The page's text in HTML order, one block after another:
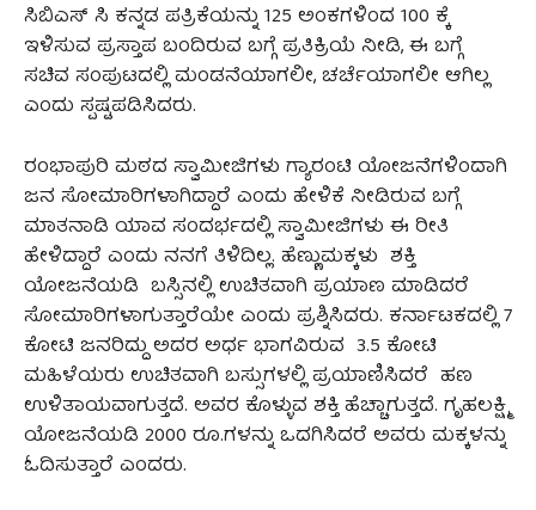
ಸಿಬಿಎಸ್ ಸಿ ಕನ್ನಡ ಪತ್ರಿಕೆಯನ್ನು 125 ಅಂಕಗಳಿಂದ 100 ಕ್ಕೆ
ಇಳಿಸುವ ಪ್ರಸ್ತಾಪ ಬಂದಿರುವ ಬಗ್ಗೆ ಪ್ರತಿಕ್ರಿಯೆ ನೀಡಿ, ಈ ಬಗ್ಗೆ
ಸಚಿವ ಸಂಪುಟದಲ್ಲಿ ಮಂಡನೆಯಾಗಲೀ, ಚರ್ಚೆಯಾಗಲೀ ಆಗಿಲ್ಲ
ಎಂದು ಸ್ಪಷ್ಟಪಡಿಸಿದರು.
ರಂಭಾಪುರಿ ಮಠದ ಸ್ವಾಮೀಜಿಗಳು ಗ್ಯಾರಂಟಿ ಯೋಜನೆಗಳಿಂದಾಗಿ
ಜನ ಸೋಮಾರಿಗಳಾಗಿದ್ದಾರೆ ಎಂದು ಹೇಳಿಕೆ ನೀಡಿರುವ ಬಗ್ಗೆ
ಮಾತನಾಡಿ ಯಾವ ಸಂದರ್ಭದಲ್ಲಿ ಸ್ವಾಮೀಜಿಗಳು ಈ ರೀತಿ
ಹೇಳಿದ್ದಾರೆ ಎಂದು ನನಗೆ ತಿಳಿದಿಲ್ಲ. ಹೆಣ್ಣುಮಕ್ಕಳು ಶಕ್ತಿ
ಯೋಜನೆಯಡಿ ಬಸ್ಸಿನಲ್ಲಿ ಉಚಿತವಾಗಿ ಪ್ರಯಾಣ ಮಾಡಿದರೆ
ಸೋಮಾರಿಗಳಾಗುತ್ತಾರೆಯೇ ಎಂದು ಪ್ರಶ್ನಿಸಿದರು. ಕರ್ನಾಟಕದಲ್ಲಿ 7
ಕೋಟಿ ಜನರಿದ್ದು ಅದರ ಅರ್ಧ ಭಾಗವಿರುವ 3.5 ಕೋಟಿ
ಮಹಿಳೆಯರು ಉಚಿತವಾಗಿ ಬಸ್ಸುಗಳಲ್ಲಿ ಪ್ರಯಾಣಿಸಿದರೆ ಹಣ
ಉಳಿತಾಯವಾಗುತ್ತದೆ. ಅವರ ಕೊಳ್ಳುವ ಶಕ್ತಿ ಹೆಚ್ಚಾಗುತ್ತದೆ. ಗೃಹಲಕ್ಷ್ಮಿ
ಯೋಜನೆಯಡಿ 2000 ರೂ.ಗಳನ್ನು ಒದಗಿಸಿದರೆ ಅವರು ಮಕ್ಕಳನ್ನು
ಓದಿಸುತ್ತಾರೆ ಎಂದರು.